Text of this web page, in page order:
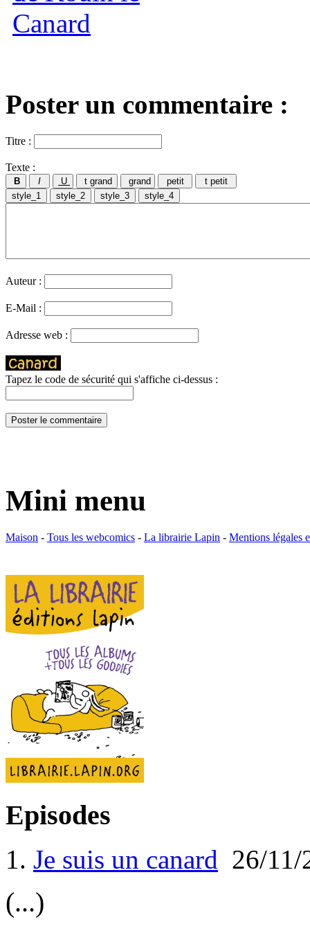
Poster un commentaire :
Titre :
Texte :
Auteur :
E-Mail :
Adresse web :
Tapez le code de sécurité qui s'affiche ci-dessus :
Mini menu
Maison - Tous les webcomics - La librairie Lapin - Mentions légales
Episodes
1. Je suis un canard 26/11/
(...)